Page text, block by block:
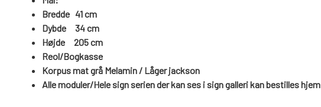
Bredde 41 cm
Dybde 34 cm
Højde
205cm
Reol/Bogkasse
Korpus mat grå Melamin / Låger jackson
Alle moduler/Hele sign serien der kan ses i sign galleri kan bestilles hjem